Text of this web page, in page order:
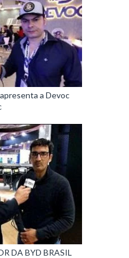
a Devoc
DA BYD BRASIL